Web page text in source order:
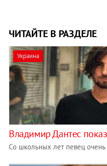
ЧИТАЙТЕ В РАЗДЕЛЕ
Украина
Владимир Дантес
Со школьных лет певец